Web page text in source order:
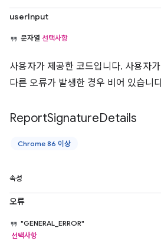
userInput
문자열 선택사항
사용자가 제공한 코드입니다. 사용자
다른 오류가 발생한 경우 비어 있습니
ReportSignatureDetails
Chrome 86 이상
속성
오류
"GENERAL_ERROR"
선택사항